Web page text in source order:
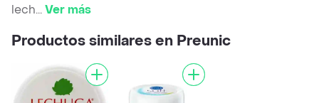
lech...Ver más
Productos similares en Preunic